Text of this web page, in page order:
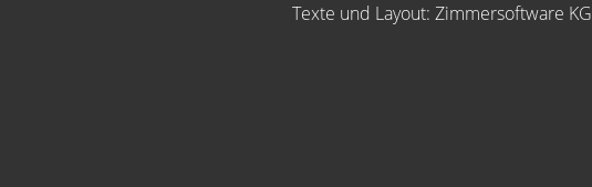
Texte und Layout: Zimmersoftware KG